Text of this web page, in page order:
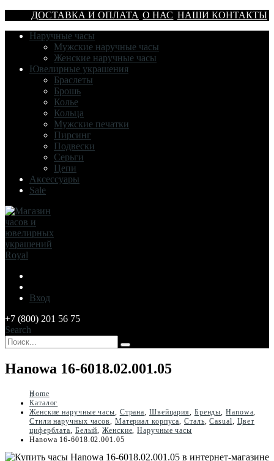
ДОСТАВКА И ОПЛАТА О НАС НАШИ КОНТАКТЫ
Наручные часы
Мужские наручные часы
Женские наручные часы
Ювелирные украшения
Браслеты
Брошь
Колье
Кольца
Мужские печатки
Пирсинг
Подвески
Серьги
Цепи
Аксессуары
Sale
Вход
+7 (800) 201 56 75
Search
Hanowa 16-6018.02.001.05
Home
Каталог
Женские наручные часы, Страна, Швейцария, Бренды,Hanowa,
Стили наручных часов, Материал корпуса,Сталь,Casual, Цвет
циферблата, Белый,Женские,Наручные часы
Hanowa 16-6018.02.001.05